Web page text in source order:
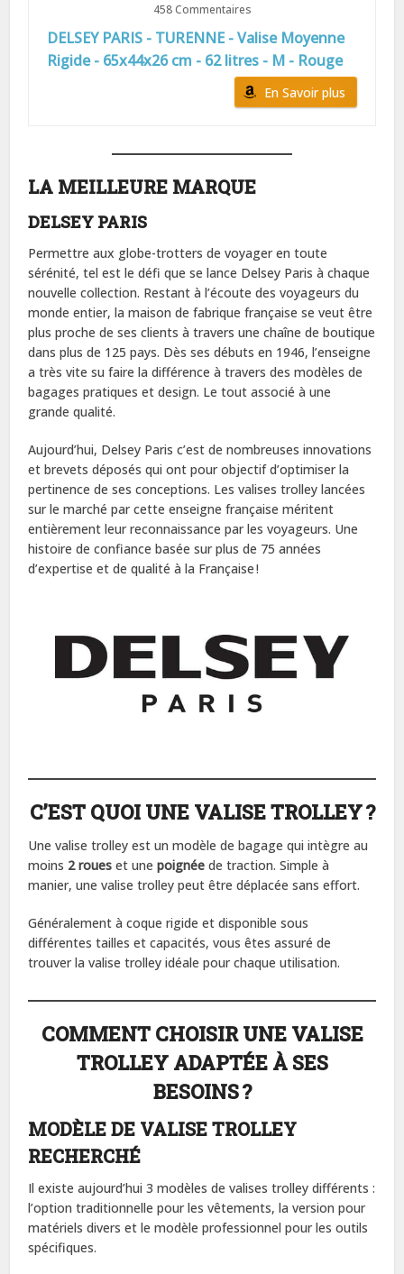
458 Commentaires
DELSEY PARIS - TURENNE - Valise Moyenne
Rigide - 65x44x26 cm - 62 litres - M - Rouge
En Savoir plus
LA MEILLEURE MARQUE
DELSEY PARIS
Permettre aux globe-trotters de voyager en toute
sérénité, tel est le défi que se lance Delsey Paris à chaque
nouvelle collection. Restant à l’écoute des voyageurs du
monde entier, la maison de fabrique française se veut être
plus proche de ses clients à travers une chaîne de boutique
dans plus de 125 pays. Dès ses débuts en 1946, l’enseigne
a très vite su faire la différence à travers des modèles de
bagages pratiques et design. Le tout associé à une
grande qualité.
Aujourd’hui, Delsey Paris c’est de nombreuses innovations
et brevets déposés qui ont pour objectif d’optimiser la
pertinence de ses conceptions. Les valises trolley lancées
sur le marché par cette enseigne française méritent
entièrement leur reconnaissance par les voyageurs. Une
histoire de confiance basée sur plus de 75 années
d’expertise et de qualité à la Française !
C’EST QUOI UNE VALISE TROLLEY ?
Une valise trolley est un modèle de bagage qui intègre au
moins 2 roues et unepoignée de traction. Simple à
manier, une valise trolley peut être déplacée sans effort.
Généralement à coque rigide et disponible sous
différentes tailles et capacités, vous êtes assuré de
trouver la valise trolley idéale pour chaque utilisation.
COMMENT CHOISIR UNE VALISE
TROLLEY ADAPTÉE À SES
BESOINS ?
MODÈLE DE VALISE TROLLEY
RECHERCHÉ
Il existe aujourd’hui 3 modèles de valises trolley différents :
l’option traditionnelle pour les vêtements, la version pour
matériels divers et le modèle professionnel pour les outils
spécifiques.